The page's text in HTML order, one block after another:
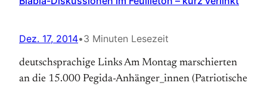
Dez. 17, 2014•3 Minuten Lesezeit
deutschsprachige Links Am Montag marschierten
an die 15.000 Pegida-Anhänger_innen (Patriotische